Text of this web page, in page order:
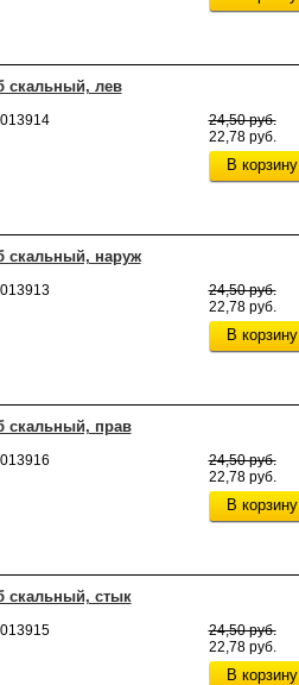
скальный, лев
24,50 руб.
22,78 руб.
В корзину
скальный, наруж
24,50 руб.
22,78 руб.
В корзину
скальный, прав
24,50 руб.
22,78 руб.
В корзину
скальный, стык
24,50 руб.
22,78 руб.
В корзину